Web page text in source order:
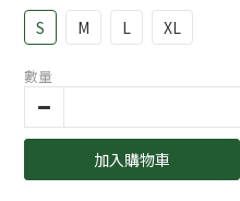
S M L XL
數量
加入購物車